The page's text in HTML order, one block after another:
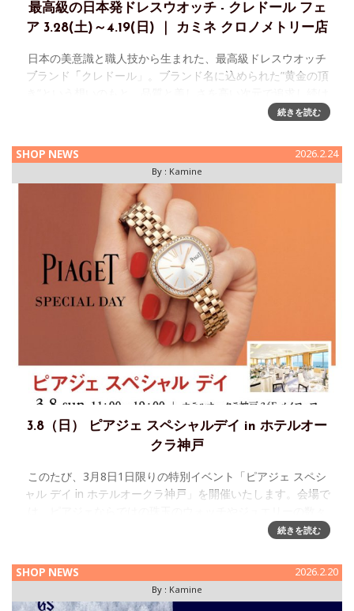
最高級の日本発ドレスウオッチ - クレドール フェ
ア 3.28(土)～4.19(日) ｜ カミネ クロノメトリー店
日本の美意識と職人技から生まれた、最高級ドレスウオッチ
ブランド「クレドール」。ブランド名に込められた”黄金の頂
ています。繊細で調和のとれたデザインと、熟練した職
続きを読む
SHOP NEWS 2026.2.24
By : Kamine
3.8（日） ピアジェ スペシャルデイ in ホテルオー
クラ神戸
このたび、3月8日1日限りの特別イベント「ピアジェ スペシ
ャル デイ in ホテルオークラ神戸」を開催いたします。会場で
をご用意しております。また、新作の「PIAGET POLO 79」
続きを読む
SHOP NEWS 2026.2.20
By : Kamine